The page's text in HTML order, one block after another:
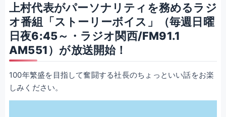
上村代表がパーソナリティを務めるラジ
オ番組「ストーリーボイス」（毎週日曜
日夜6:45～・ラジオ関西/FM91.1
AM551）が放送開始！
100年繁盛を目指して奮闘する社長のちょっといい話をお楽
しみください。